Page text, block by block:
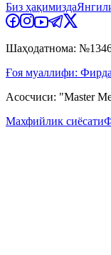
Биз ҳақимизда
Шаҳодатнома: №1346
Ғоя муаллифи:
Асосчиси: "Master
Махфийлик сиёсати